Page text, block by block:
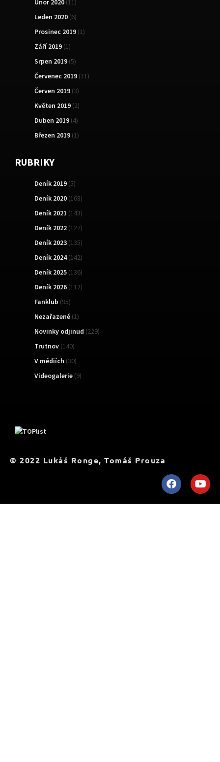
Únor 2020 (11)
Leden 2020 (6)
Prosinec 2019 (1)
Září 2019 (1)
Srpen 2019 (5)
Červenec 2019 (11)
Červen 2019 (3)
Květen 2019 (2)
Duben 2019 (4)
Březen 2019 (1)
RUBRIKY
Deník 2019 (5)
Deník 2020 (168)
Deník 2021 (143)
Deník 2022 (127)
Deník 2023 (135)
Deník 2024(142)
Deník 2025 (136)
Deník 2026 (112)
Fanklub (95)
Nezařazené (1)
Novinky odjinud (229)
Trutnov (140)
V médiích (30)
Videogalerie (9)
© 2022 Lukáš Ronge, Tomáš Prouza